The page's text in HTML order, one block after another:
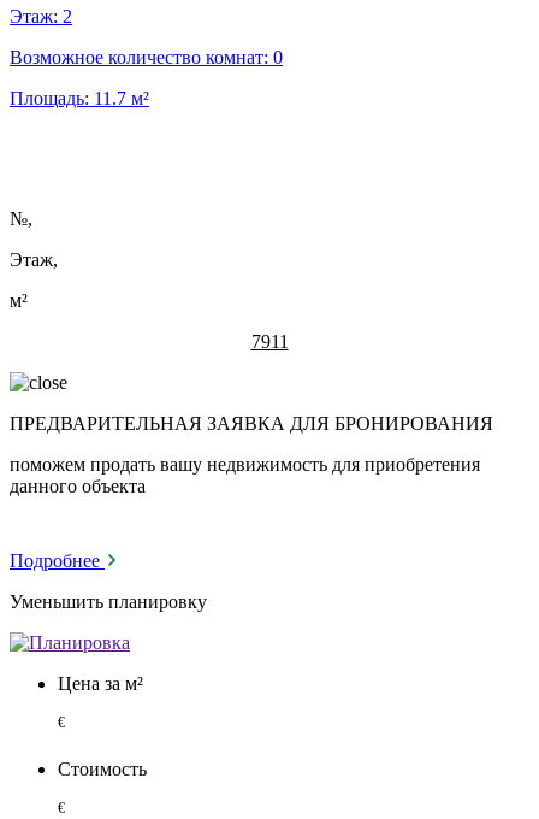
Этаж: 2
Возможное количество комнат: 0
Площадь: 11.7 м²
№,
Этаж,
м²
7911
ПРЕДВАРИТЕЛЬНАЯ ЗАЯВКА ДЛЯ БРОНИРОВАНИЯ
поможем продать вашу недвижимость для приобретения
данного объекта
Подробнее
Уменьшить планировку
Цена за м²
€
Стоимость
€